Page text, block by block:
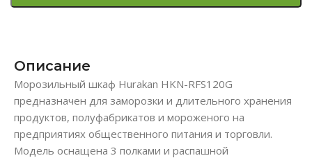
Описание
Морозильный шкаф Hurakan HKN-RFS120G
предназначен для заморозки и длительного хранения
продуктов, полуфабрикатов и мороженого на
предприятиях общественного питания и торговли.
Модель оснащена 3 полками и распашной